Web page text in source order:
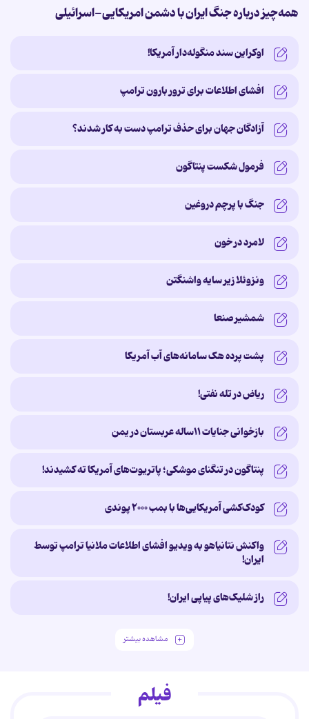
همه‌چیز درباره جنگ ایران با دشمن امریکایی-اسرائیلی
اوکراین سند منگوله‌دار آمریکا!
افشای اطلاعات برای ترور بارون ترامپ
آزادگان جهان برای حذف ترامپ دست به کار شدند؟
فرمول شکست پنتاگون
جنگ با پرچم دروغین
لامرد در خون
ونزوئلا زیر سایه‌ واشنگتن
شمشیر صنعا
پشت پرده‌ هک سامانه‌های آب آمریکا
ریاض در تله نفتی!
بازخوانی جنایات ۱۱ساله‌ عربستان در یمن
پنتاگون در تنگنای موشکی؛ پاتریوت‌های آمریکا ته کشیدند!
کودک‌کشی آمریکایی‌ها با بمب ۲۰۰۰ پوندی
واکنش نتانیاهو به ویدیو افشای اطلاعات ملانیا ترامپ توسط
ایران!
راز شلیک‌های پیاپی ایران!
مشاهده بیشتر
فیلم